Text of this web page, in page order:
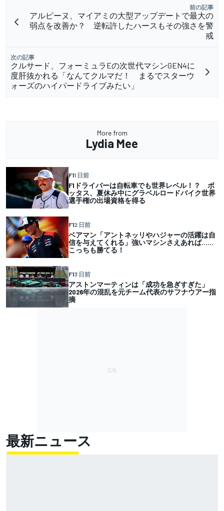
前の記事
アルピーヌ、マイアミの大型アップデートで最大の
弱点を改善か？ 逆転許したハースもその強さを警
戒
次の記事
クルサード、フォーミュラEの次世代マシンGEN4に
度肝抜かれる「なんてクルマだ！ まるでスターウ
ォーズのハイパードライブみたい」
More from
Lydia Mee
F11 日前
F1ドライバーは自転車でも世界レベル！？ ボ
ッタス、夏休み中にグラベルロードバイク世界
選手権の出場資格を得る
F12 日前
ベアマン「アントネッリやハジャーの活躍は自
信を与えてくれる」強いマシンさえあれば……
こっちも勝てる！
F13 日前
アストンマーティンは「成功を急ぎすぎた」
2026年の混乱を元チーム代表のサフナウアー指
摘
最新ニュース